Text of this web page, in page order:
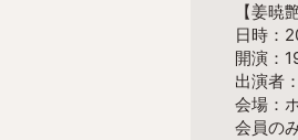
【姜暁
日時：
開演：
出演者
会場：
会員の